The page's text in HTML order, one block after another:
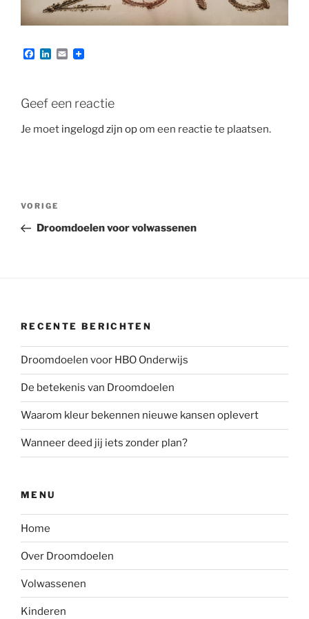
F
b
o
k
e
d
n
E
l
Geef een reactie
Je moet ingelogd zijn opom een reactie te plaatsen.
Bericht
Vorig
bericht
VORIGE
Droomdoelen voor volwassenen
RECENTE BERICHTEN
Droomdoelen voor HBO Onderwijs
De betekenis van Droomdoelen
Waarom kleur bekennen nieuwe kansen oplevert
Wanneer deed jij iets zonder plan?
MENU
Home
Over Droomdoelen
Volwassenen
Kinderen